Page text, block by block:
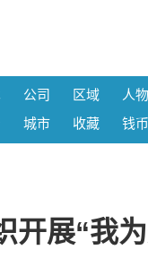
公司 区域 人物
城市 收藏 钱币
开展“我